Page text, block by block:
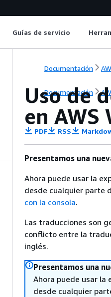
Guías de servicio
Documentación
Documentación
Uso de
en AWS
PDF RSS
Presentamos una
Ahora puede usar la
desde cualquier parte
con la consola.
Las traducciones son
conflicto entre la
inglés.
Presentamos una
Ahora puede usar la
desde cualquier